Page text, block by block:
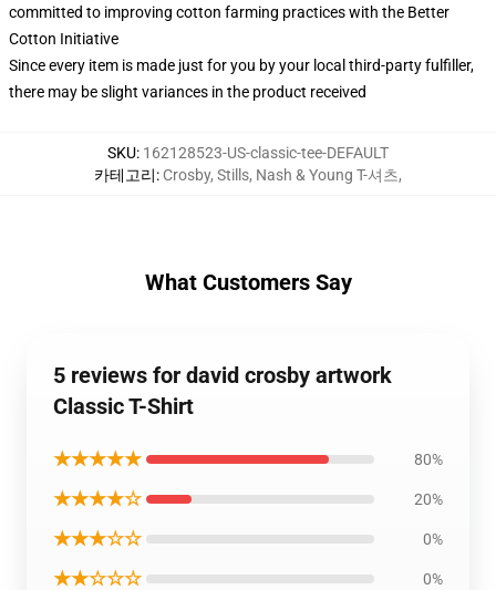
committed to improving cotton farming practices with the Better
Cotton Initiative
Since every item is made just for you by your local third-party fulfiller,
there may be slight variances in the product received
SKU: 162128523-US-classic-tee-DEFAULT
카테고리: Crosby, Stills, Nash & Young T-셔츠,
What Customers Say
5 reviews for david crosby artwork
Classic T-Shirt
★★★★★ 80%
★★★★☆ 20%
★★★☆☆ 0%
★★☆☆☆ 0%